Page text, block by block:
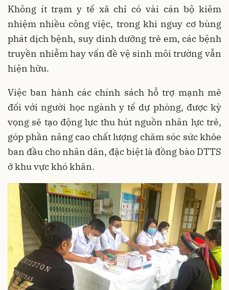
Không ít trạm y tế xã chỉ có vài cán bộ kiêm
nhiệm nhiều công việc, trong khi nguy cơ bùng
phát dịch bệnh, suy dinh dưỡng trẻ em, các bệnh
truyền nhiễm hay vấn đề vệ sinh môi trường vẫn
hiện hữu.
Việc ban hành các chính sách hỗ trợ mạnh mẽ
đối với người học ngành y tế dự phòng, được kỳ
vọng sẽ tạo động lực thu hút nguồn nhân lực trẻ,
góp phần nâng cao chất lượng chăm sóc sức khỏe
ban đầu cho nhân dân, đặc biệt là đồng bào DTTS
ở khu vực khó khăn.